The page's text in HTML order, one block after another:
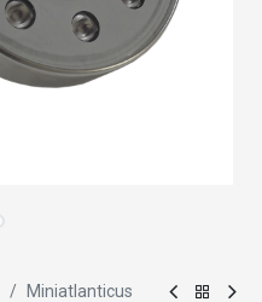
Miniatlanticus